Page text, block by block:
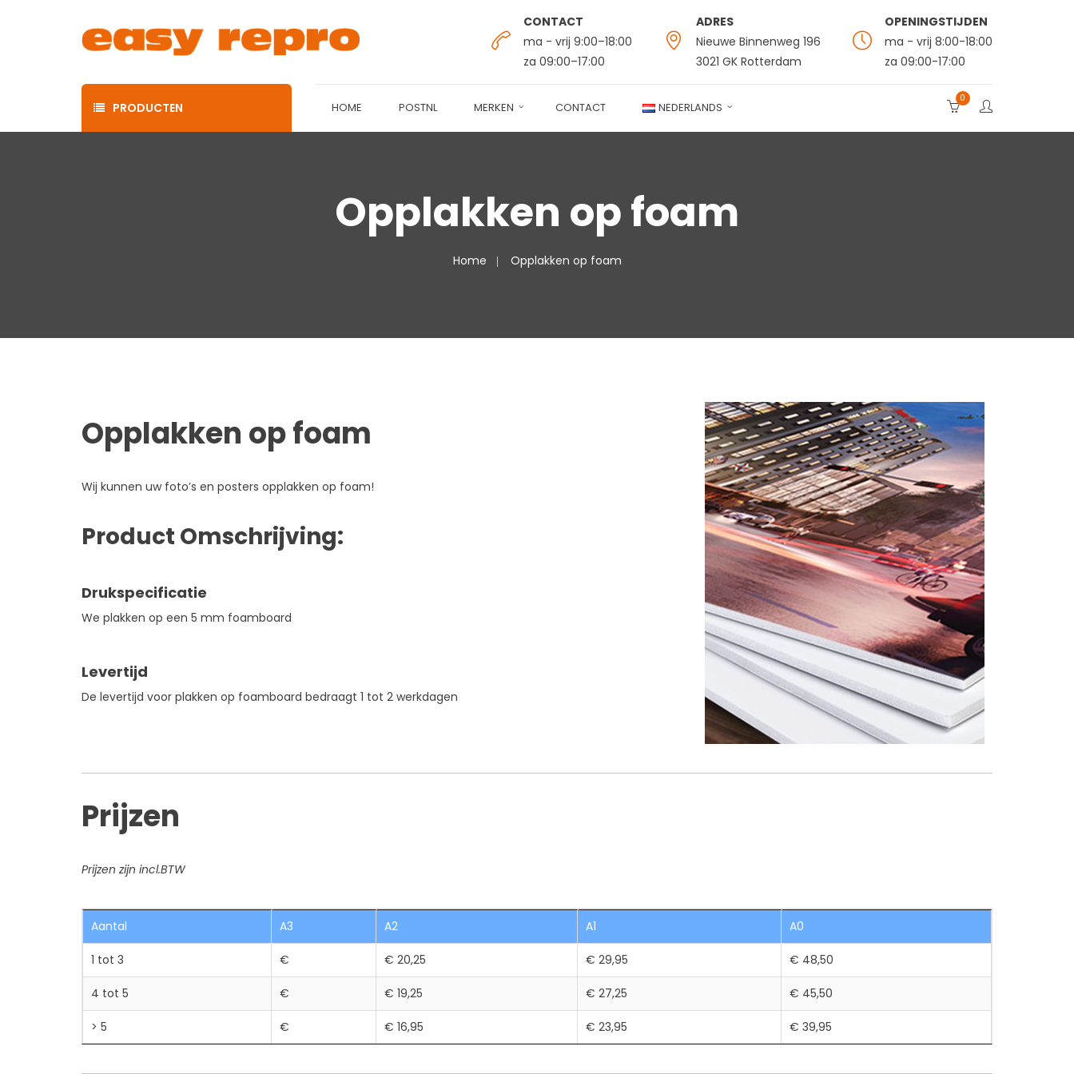
CONTACT
ma - vrij 9:00–18:00
za 09:00–17:00
ADRES
Nieuwe Binnenweg 196
3021 GK Rotterdam
OPENINGSTIJDEN
ma - vrij 8:00-18:00
za 09:00-17:00
PRODUCTEN HOME POSTNL MERKEN CONTACT NEDERLANDS
0
Opplakken op foam
Home Opplakken op foam
Opplakken op foam
Wij kunnen uw foto’s en posters opplakken op foam!
Product Omschrijving:
Drukspecificatie
We plakken op een 5 mm foamboard
Levertijd
De levertijd voor plakken op foamboard bedraagt 1 tot 2 werkdagen
Prijzen
Prijzen zijn incl.BTW
Aantal A3 A2 A1 A0
1 tot 3 € € 20,25 € 29,95 € 48,50
4 tot 5 € € 19,25 € 27,25 € 45,50
> 5 € € 16,95 € 23,95 € 39,95